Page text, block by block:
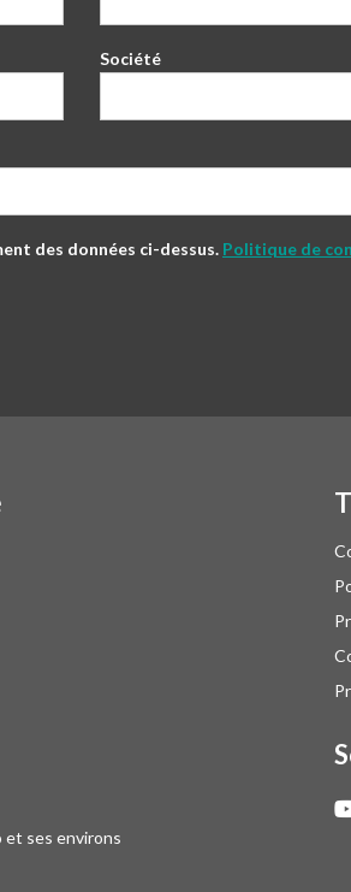
Société
des données ci-dessus. Politique de
et ses environs